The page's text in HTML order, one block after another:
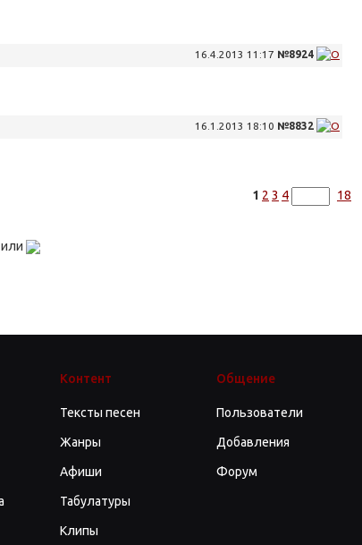
16.4.2013 11:17 №8924
16.1.2013 18:10 №8832
1 2 3 4 18
или
Контент
Тексты песен
Жанры
Афиши
Табулатуры
Клипы
Общение
Пользователи
Добавления
Форум